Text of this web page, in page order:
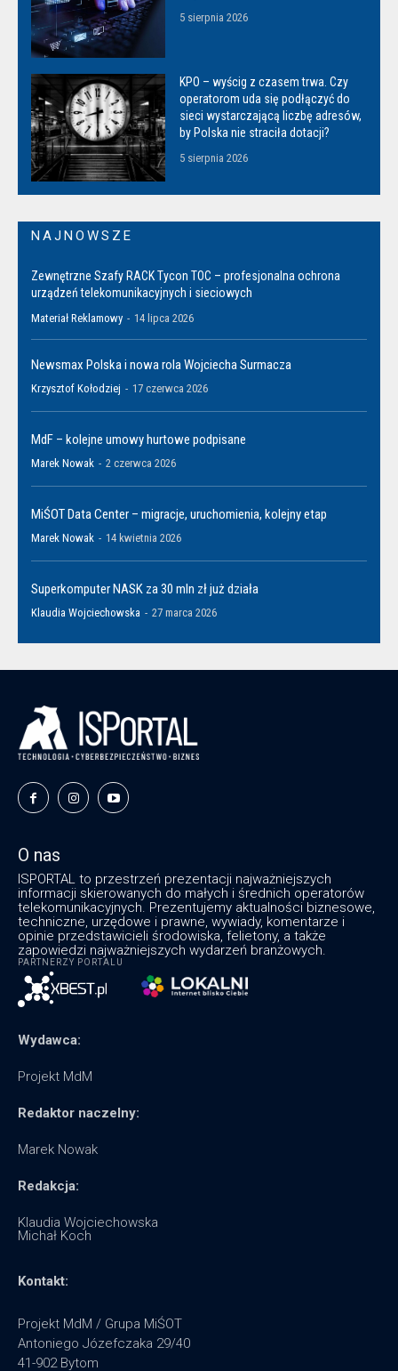
5 sierpnia 2026
KPO – wyścig z czasem trwa. Czy
operatorom uda się podłączyć do
sieci wystarczającą liczbę adresów,
by Polska nie straciła dotacji?
5 sierpnia 2026
NAJNOWSZE
Zewnętrzne Szafy RACK Tycon TOC – profesjonalna ochrona
urządzeń telekomunikacyjnych i sieciowych
Materiał Reklamowy - 14 lipca 2026
Newsmax Polska i nowa rola Wojciecha Surmacza
Krzysztof Kołodziej - 17 czerwca 2026
MdF – kolejne umowy hurtowe podpisane
Marek Nowak - 2 czerwca 2026
MiŚOT Data Center – migracje, uruchomienia, kolejny etap
Marek Nowak - 14 kwietnia 2026
Superkomputer NASK za 30 mln zł już działa
Klaudia Wojciechowska - 27 marca 2026
O nas
ISPORTAL to przestrzeń prezentacji najważniejszych
informacji skierowanych do małych i średnich operatorów
telekomunikacyjnych. Prezentujemy aktualności biznesowe,
techniczne, urzędowe i prawne, wywiady, komentarze i
opinie przedstawicieli środowiska, felietony, a także
zapowiedzi najważniejszych wydarzeń branżowych.
PARTNERZY PORTALU
Wydawca:
Projekt MdM
Redaktor naczelny:
Marek Nowak
Redakcja:
Klaudia Wojciechowska
Michał Koch
Kontakt:
Projekt MdM / Grupa MiŚOT
Antoniego Józefczaka 29/40
41-902 Bytom